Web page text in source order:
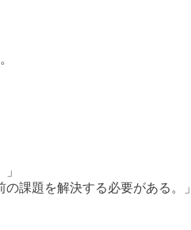
課題を解決する必要がある。」